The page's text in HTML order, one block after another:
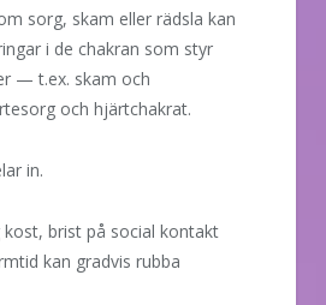
sorg, skam eller rädsla kan
i de chakran som styr
— t.ex. skam och
och hjärtchakrat.
in.
brist på social kontakt
kan gradvis rubba